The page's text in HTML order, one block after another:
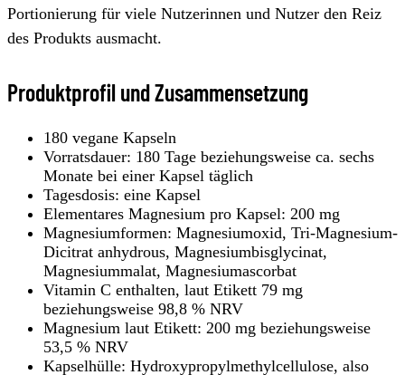
Portionierung für viele Nutzerinnen und Nutzer den Reiz
des Produkts ausmacht.
Produktprofil und Zusammensetzung
180 vegane Kapseln
Vorratsdauer: 180 Tage beziehungsweise ca. sechs
Monate bei einer Kapsel täglich
Tagesdosis: eine Kapsel
Elementares Magnesium pro Kapsel: 200 mg
Magnesiumformen: Magnesiumoxid, Tri-Magnesium-
Dicitrat anhydrous, Magnesiumbisglycinat,
Magnesiummalat, Magnesiumascorbat
Vitamin C enthalten, laut Etikett 79 mg
beziehungsweise 98,8 % NRV
Magnesium laut Etikett: 200 mg beziehungsweise
53,5 % NRV
Kapselhülle: Hydroxypropylmethylcellulose, also